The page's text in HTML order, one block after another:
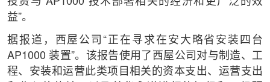
益”。
据报道，西屋公司“正在寻求在安大略省安装四台
AP1000 装置”。该报告使用了西屋公司对与制造、工
程、安装和运营此类项目相关的资本支出、运营支出